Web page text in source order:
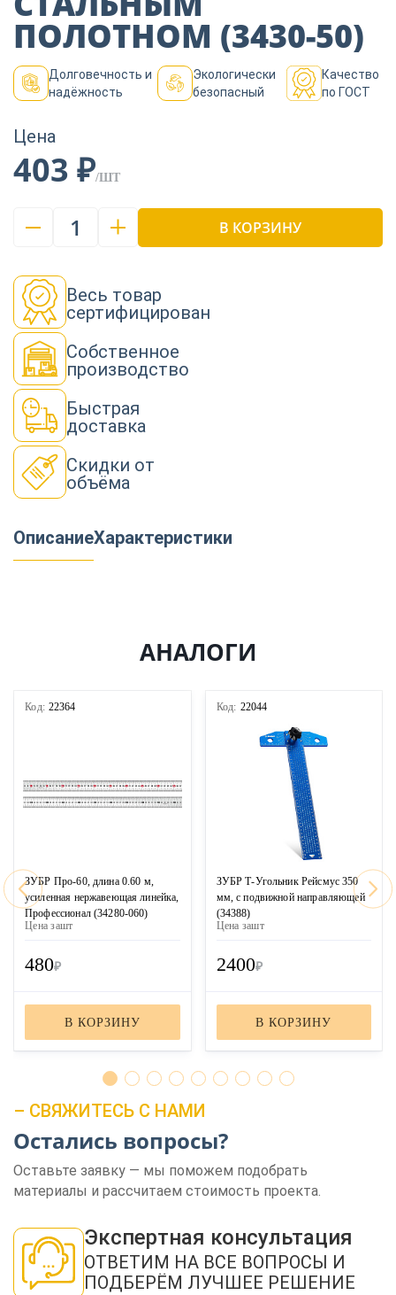
Пиломатериалы
Декор
Инструменты
дерева
Строительство
ПОЛОТНОМ (3430-50)
Долговечность и
надёжность
Экологически
безопасный
Качество
по ГОСТ
Цена
403 ₽/ШТ
1 В КОРЗИНУ
Весь товар
сертифицирован
Собственное
производство
Быстрая
доставка
Скидки от
объёма
ОписаниеХарактеристики
АНАЛОГИ
Код: 22364
ЗУБР Про-60, длина 0.60 м,
усиленная нержавеющая линейка,
Профессионал (34280-060)
Цена зашт
480₽
В КОРЗИНУ
Код: 22044
ЗУБР Т-Угольник Рейсмус 350
мм, с подвижной направляющей
(34388)
Цена зашт
2400₽
В КОРЗИНУ
– СВЯЖИТЕСЬ С НАМИ
Остались вопросы?
Оставьте заявку — мы поможем подобрать
материалы и рассчитаем стоимость проекта.
Экспертная консультация
ОТВЕТИМ НА ВСЕ ВОПРОСЫ И
ПОДБЕРЁМ ЛУЧШЕЕ РЕШЕНИЕ
ЗАКАЗАТЬ ЗВОНОК